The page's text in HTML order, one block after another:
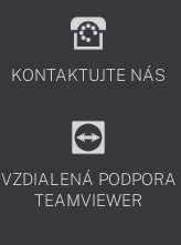
KONTAKTUJTE NÁS
VZDIALENÁ PODPORA
TEAMVIEWER